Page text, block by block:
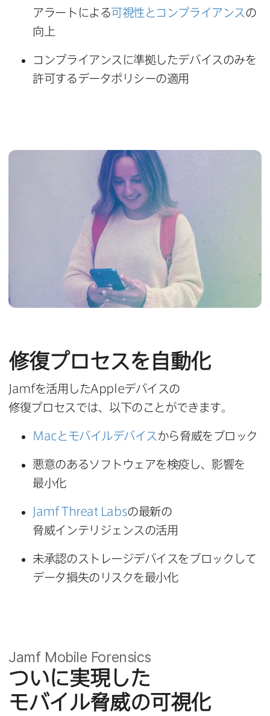
アラートに​よる可視性と​コンプライアンス の​
向上
コンプライアンスに​準拠した​デバイスのみを​
許可する​データポリシーの​適用
修復プロセスを​自動化
Jamfを​活用したAppleデバイスの​
修復プロセスでは、​以下の​ことができます。
Macと​モバイルデバイス から​脅威を​ブロック
悪意の​ある​ソフトウェアを​検疫し、​影響を​
最小化
Jamf Threat Labsの​最新の​
脅威インテリジェンスの​活用
未承認の​ストレージデバイスを​ブロックして​
データ損失の​リスクを​最小化
Jamf Mobile Forensics
ついに​実現した​
モバイル脅威の​可視化